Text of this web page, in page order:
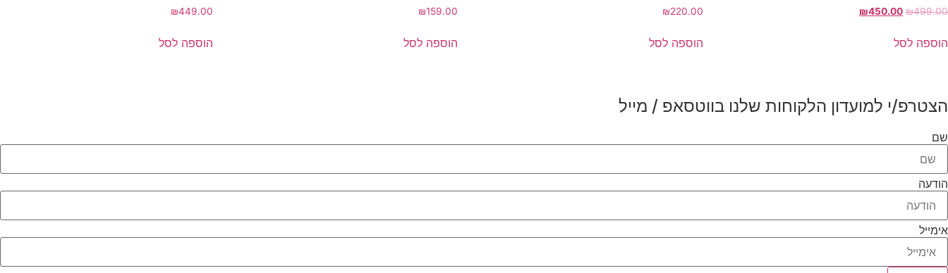
₪499.00
המחיר
היה:
₪450.00
הוספה לסל
₪220.00
הוספה לסל
₪159.00
הוספה לסל
₪449.00
הוספה לסל
הצטרפ/י למועדון הלקוחות שלנו בווטסאפ / מייל
שם
הודעה
אימייל